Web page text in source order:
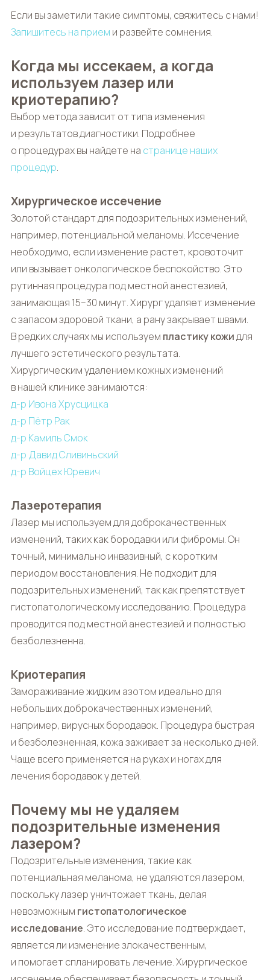
Если вы заметили такие симптомы, свяжитесь с нами!
Запишитесь на прием и развейте сомнения.
Когда мы иссекаем, а когда
используем лазер или
криотерапию?
Выбор метода зависит от типа изменения
и результатов диагностики. Подробнее
о процедурах вы найдете на странице наших
процедур.
Хирургическое иссечение
Золотой стандарт для подозрительных изменений,
например, потенциальной меланомы. Иссечение
необходимо, если изменение растет, кровоточит
или вызывает онкологическое беспокойство. Это
рутинная процедура под местной анестезией,
занимающая 15–30 минут. Хирург удаляет изменение
с запасом здоровой ткани, а рану закрывает швами.
В редких случаях мы используем пластику кожидля
лучшего эстетического результата.
Хирургическим удалением кожных изменений
в нашей клинике занимаются:
д-р Ивона Хрусцицка
д-р Пётр Рак
д-р Камиль Смок
д-р Давид Сливиньский
д-р Войцех Юревич
Лазеротерапия
Лазер мы используем для доброкачественных
изменений, таких как бородавки или фибромы. Он
точный, минимально инвазивный, с коротким
периодом восстановления. Не подходит для
подозрительных изменений, так как препятствует
гистопатологическому исследованию. Процедура
проводится под местной анестезией и полностью
безболезненна.
Криотерапия
Замораживание жидким азотом идеально для
небольших доброкачественных изменений,
например, вирусных бородавок. Процедура быстрая
и безболезненная, кожа заживает за несколько дней.
Чаще всего применяется на руках и ногах для
лечения бородавок у детей.
Почему мы не удаляем
подозрительные изменения
лазером?
Подозрительные изменения, такие как
потенциальная меланома, не удаляются лазером,
поскольку лазер уничтожает ткань, делая
невозможным гистопатологическое
исследование. Это исследование подтверждает,
является ли изменение злокачественным,
и помогает спланировать лечение. Хирургическое